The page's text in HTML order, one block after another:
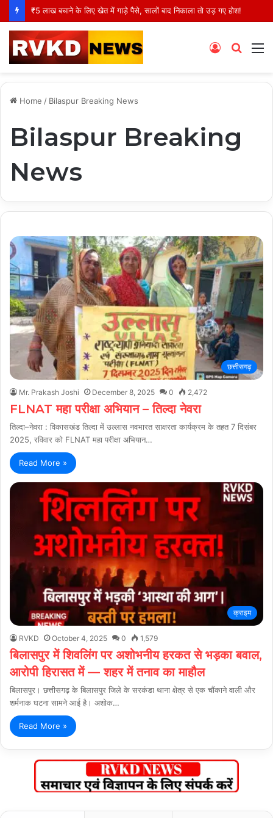
₹5 लाख बचाने के लिए खेत में गाड़े पैसे, सालों बाद निकाला तो उड़ गए होश!
Search
Log
Home / Bilaspur Breaking News
Bilaspur Breaking
News
छत्तीसगढ़
Mr. Prakash Joshi December 8, 2025 0 2,472
FLNAT महा परीक्षा अभियान – तिल्दा नेवरा
तिल्दा–नेवरा : विकासखंड तिल्दा में उल्लास नवभारत साक्षरता कार्यक्रम के तहत 7 दिसंबर
2025, रविवार को FLNAT महा परीक्षा अभियान…
Read More »
क्राइम
RVKD October 4, 2025 0 1,579
बिलासपुर में शिवलिंग पर अशोभनीय हरकत से भड़का बवाल,
आरोपी हिरासत में — शहर में तनाव का माहौल
बिलासपुर। छत्तीसगढ़ के बिलासपुर जिले के सरकंडा थाना क्षेत्र से एक चौंकाने वाली और
शर्मनाक घटना सामने आई है। अशोक…
Read More »